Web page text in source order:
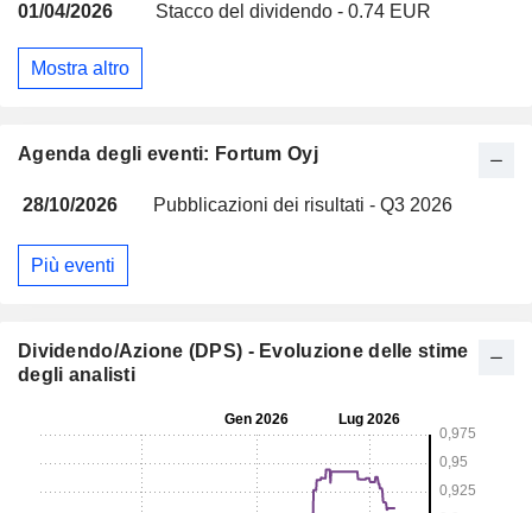
01/04/2026 Stacco del dividendo - 0.74 EUR
Mostra altro
Agenda degli eventi: Fortum Oyj
28/10/2026 Pubblicazioni dei risultati - Q3 2026
Più eventi
Dividendo/Azione (DPS) - Evoluzione delle stime
degli analisti